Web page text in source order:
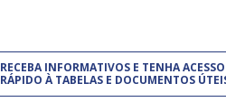
RECEBA INFORMATIVOS E TENHA ACESSO
RÁPIDO À TABELAS E DOCUMENTOS